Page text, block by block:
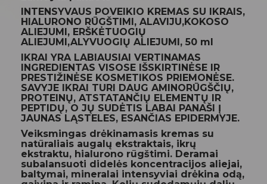
INTENSYVAUS POVEIKIO KREMAS SU IKRAIS,
HIALURONO RŪGŠTIMI, ALAVIJU,KOKOSO
ALIEJUMI, ERŠKĖTUOGIŲ
ALIEJUMI,ALYVUOGIŲ ALIEJUMI, 50 ml
IKRAI YRA LABIAUSIAI VERTINAMAS
INGREDIENTAS VISOSE IŠSKIRTINĖSE IR
PRESTIŽINĖSE KOSMETIKOS PRIEMONĖSE.
SAVYJE IKRAI TURI DAUG AMINORŪGŠČIŲ,
PROTEINŲ, ATSTATANČIŲ ELEMENTŲ IR
PEPTIDŲ, O JŲ SUDĖTIS LABAI PANAŠI Į
JAUNAS LĄSTELES, ESANČIAS EPIDERMYJE.
Veiksmingas drėkinamasis kremas su
natūraliais augalų ekstraktais, ikrų
ekstraktu, hialurono rūgštimi. Deramai
subalansuoti didelės koncentracijos aliejai,
baltymai, mineralai intensyviai drėkina odą,